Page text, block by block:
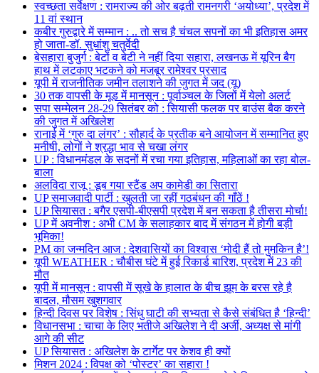
स्वच्छता सर्वेक्षण : रामराज्य की ओर बढ़ती रामनगरी ‘अयोध्या’, प्रदेश में
11 वां स्थान
कबीर गुरुद्वारे में सम्मान : .. तो सच है चंचल सपनों का भी इतिहास अमर
हो जाता-डॉ. सुधांशु चतुर्वेदी
बेसहारा बुजुर्ग : बेटों व बेटी ने नहीं दिया सहारा, लखनऊ में यूरिन बैग
हाथ में लटकाए भटकने को मजबूर रामेश्वर प्रसाद
यूपी में राजनीतिक जमीन तलाशने की जुगत में जद (यू)
30 तक वापसी के मूड में मानसून : पूर्वाञ्चल के जिलों में येलो अलर्ट
सपा सम्मेलन 28-29 सितंबर को : सियासी फलक पर बाउंस बैक करने
की जुगत में अखिलेश
रानाई में ‘गुरु दा लंगर’ : सौहार्द के प्रतीक बने आयोजन में सम्मानित हुए
मनीषी, लोगों ने श्रद्धा भाव से चखा लंगर
UP : विधानमंडल के सदनों में रचा गया इतिहास, महिलाओं का रहा बोल-
बाला
अलविदा राजू : डूब गया स्टैंड अप कामेडी का सितारा
UP समाजवादी पार्टी : खुलती जा रहीं गठबंधन की गाँठें !
UP सियासत : बगैर एसपी-बीएसपी प्रदेश में बन सकता है तीसरा मोर्चा!
UP में अवनीश : अभी CM के सलाहकार बाद में संगठन में होगी बड़ी
भूमिका!
PM का जन्मदिन आज : देशवासियों का विश्वास ‘मोदी हैं तो मुमकिन है’!
यूपी WEATHER : चौबीस घंटे में हुई रिकार्ड बारिश, प्रदेश में 23 की
मौत
यूपी में मानसून : वापसी में सूखे के हालात के बीच झूम के बरस रहे है
बादल, मौसम खुशगवार
हिन्दी दिवस पर विशेष : सिंधु घाटी की सभ्यता से कैसे संबंधित है ‘हिन्दी’
विधानसभा : चाचा के लिए भतीजे अखिलेश ने दी अर्जी, अध्यक्ष से मांगी
आगे की सीट
UP सियासत : अखिलेश के टार्गेट पर केशव ही क्यों
मिशन 2024 : विपक्ष को ‘पोस्टर’ का सहारा !